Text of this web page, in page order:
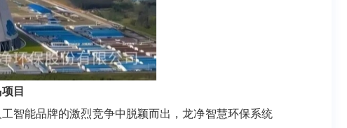
目
智能品牌的激烈竞争中脱颖而出，龙净智慧环保系统